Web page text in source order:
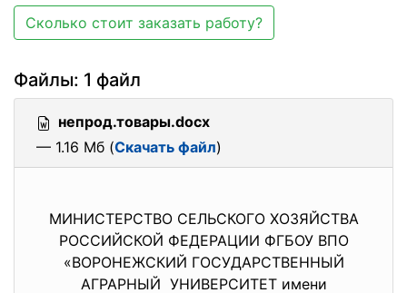
Сколько стоит заказать работу?
Файлы: 1 файл
непрод.товары.docx
— 1.16 Мб (Скачать файл)
МИНИСТЕРСТВО СЕЛЬСКОГО ХОЗЯЙСТВА
РОССИЙСКОЙ ФЕДЕРАЦИИ ФГБОУ ВПО
«ВОРОНЕЖСКИЙ ГОСУДАРСТВЕННЫЙ
АГРАРНЫЙ УНИВЕРСИТЕТ имени